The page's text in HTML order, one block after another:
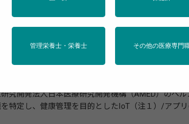
IoTおよびアプリの利用実態が明らかに―
学研究科の齋藤英子准教授と、聖路加国際大学大学
究開発法人日本医療研究開発機構（AMED）のヘ
特定し、健康管理を目的としたIoT（注１）/アプ
管理栄養士・栄養士 その他の医療専門